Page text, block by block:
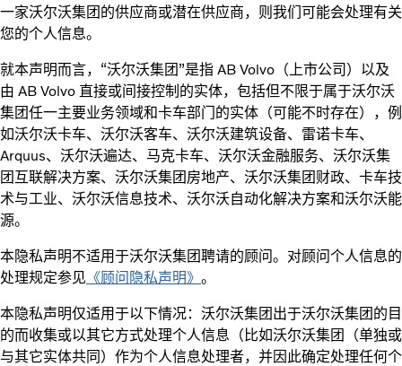
一家沃尔沃集团的供应商或潜在供应商，则我们可能会处理有关
您的个人信息。
就本声明而言，“沃尔沃集团”是指 AB Volvo（上市公司）以及
由 AB Volvo 直接或间接控制的实体，包括但不限于属于沃尔沃
集团任一主要业务领域和卡车部门的实体（可能不时存在），例
如沃尔沃卡车、沃尔沃客车、沃尔沃建筑设备、雷诺卡车、
Arquus、沃尔沃遍达、马克卡车、沃尔沃金融服务、沃尔沃集
团互联解决方案、沃尔沃集团房地产、沃尔沃集团财政、卡车技
术与工业、沃尔沃信息技术、沃尔沃自动化解决方案和沃尔沃能
源。
本隐私声明不适用于沃尔沃集团聘请的顾问。对顾问个人信息的
处理规定参见 《顾问隐私声明》 。
本隐私声明仅适用于以下情况：沃尔沃集团出于沃尔沃集团的目
的而收集或以其它方式处理个人信息（比如沃尔沃集团（单独或
与其它实体共同）作为个人信息处理者，并因此确定处理任何个